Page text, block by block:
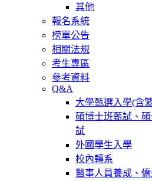
其他
報名系統
榜單公告
相關法規
考生專區
參考資料
Q&A
大學甄選入學(含
碩博士班甄試、
試
外國學生入學
校內轉系
醫事人員養成、僑